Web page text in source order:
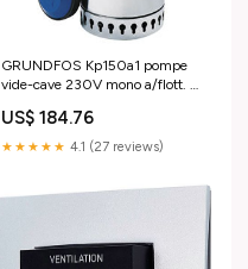
GRUNDFOS Kp150a1 pompe
vide-cave 230V mono a/flott. -
US$ 184.76
★★★★★ 4.1 (27 reviews)